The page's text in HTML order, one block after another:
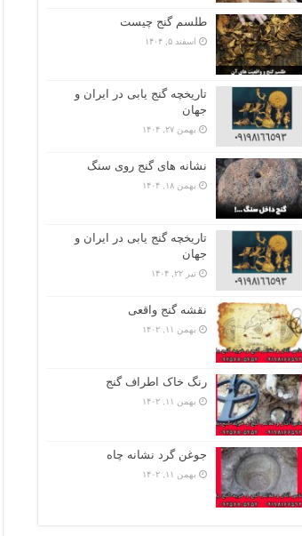
طلسم گنج چیست
اسفند ۵, ۱۴۰۴
تاریخچه گنج‌ یابی در ایران و
جهان
بهمن ۲۷, ۱۴۰۴
نشانه های گنج روی سنگ
بهمن ۱۸, ۱۴۰۴
تاریخچه گنج‌ یابی در ایران و
جهان
تیر ۲۲, ۱۴۰۴
نقشه گنج واقعی
بهمن ۱۱, ۱۴۰۲
رنگ خاک اطراف گنج
بهمن ۱۱, ۱۴۰۲
جوغن گرد نشانه چاه
بهمن ۱۱, ۱۴۰۲